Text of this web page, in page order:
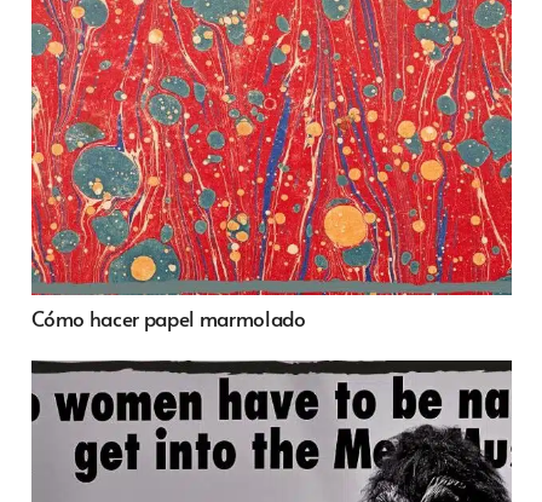
Cómo hacer papel marmolado